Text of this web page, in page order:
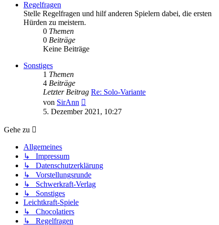
Regelfragen
Stelle Regelfragen und hilf anderen Spielern dabei, die ersten
Hürden zu meistern.
0 Themen
0 Beiträge
Keine Beiträge
Sonstiges
1 Themen
4 Beiträge
Letzter Beitrag Re: Solo-Variante
von SirAnn
Beitrag
5. Dezember 2021, 10:27
Gehe zu
Allgemeines
↳ Impressum
↳ Datenschutzerklärung
↳ Vorstellungsrunde
↳ Schwerkraft-Verlag
↳ Sonstiges
Leichtkraft-Spiele
↳ Chocolatiers
↳ Regelfragen